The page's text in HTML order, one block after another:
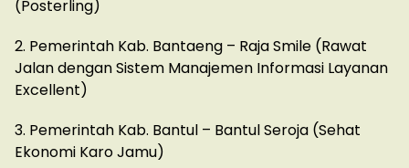
(Posterling)
2. Pemerintah Kab. Bantaeng – Raja Smile (Rawat
Jalan dengan Sistem Manajemen Informasi Layanan
Excellent)
3. Pemerintah Kab. Bantul – Bantul Seroja (Sehat
Ekonomi Karo Jamu)